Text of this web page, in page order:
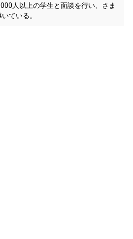
人以上の学生と面談を行い、さま
ている。